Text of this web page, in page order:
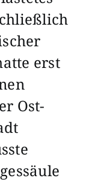
erst
Ost-